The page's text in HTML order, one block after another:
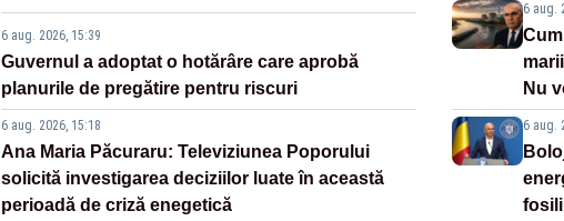
6 aug. 2026, 15:39
Guvernul a adoptat o hotărâre care aprobă
planurile de pregătire pentru riscuri
6 aug. 2026, 15:18
Ana Maria Păcuraru: Televiziunea Poporului
solicită investigarea deciziilor luate în această
perioadă de criză enegetică
6 aug.
Nu
6 aug.